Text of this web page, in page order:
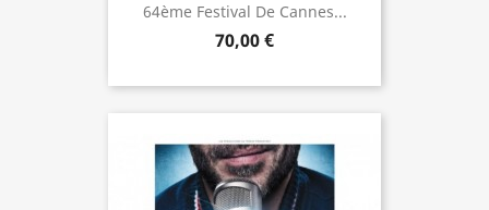
64ème Festival De Cannes...
70,00 €